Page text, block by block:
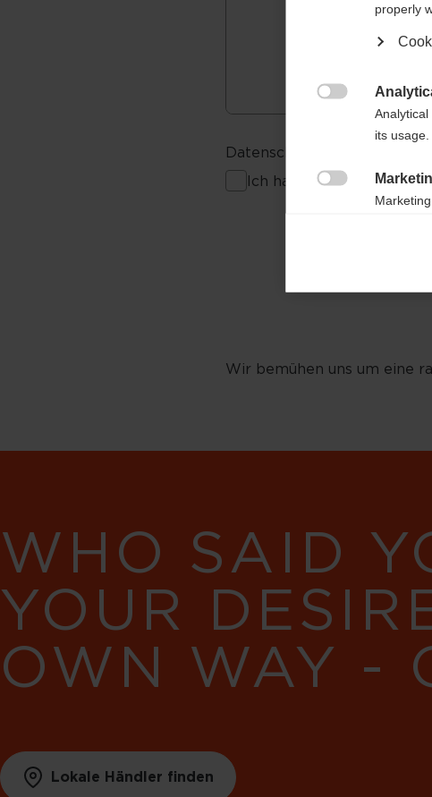
Datenschutz *
Ich habe die
Wir bemühen uns um eine
WHO SAID
YOUR
OWN WAY -
Lokale Händler finden
properly
its usage.